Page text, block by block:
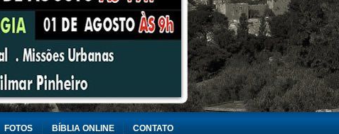
FOTOS BÍBLIA ONLINE CONTATO